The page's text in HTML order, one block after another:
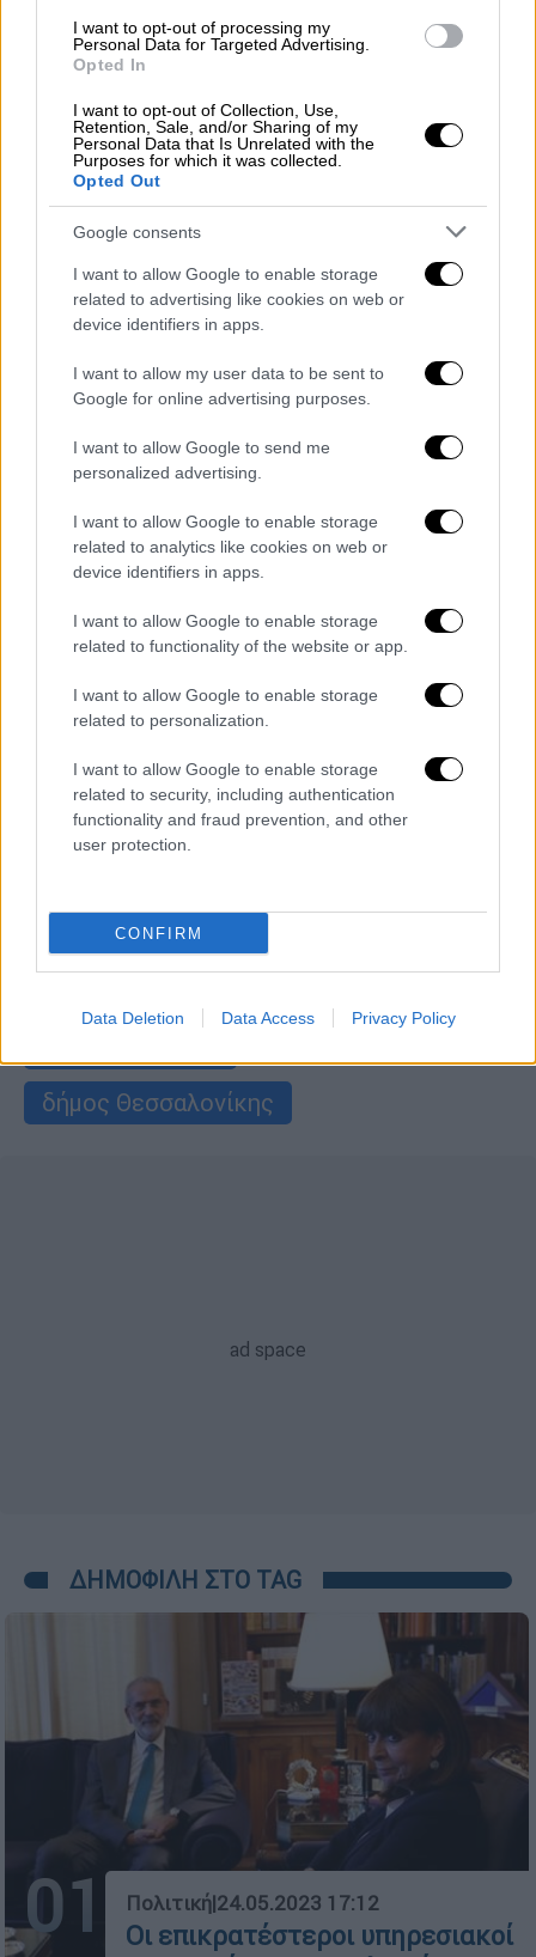
I want to opt-out of processing my
Personal Data for Targeted Advertising.
Opted In
I want to opt-out of Collection, Use,
Retention, Sale, and/or Sharing of my
Personal Data that Is Unrelated with the
Purposes for which it was collected.
Opted Out
Google consents
I want to allow Google to enable storage
related to advertising like cookies on web or
device identifiers in apps.
I want to allow my user data to be sent to
Google for online advertising purposes.
I want to allow Google to send me
personalized advertising.
I want to allow Google to enable storage
related to analytics like cookies on web or
device identifiers in apps.
I want to allow Google to enable storage
related to functionality of the website or app.
I want to allow Google to enable storage
related to personalization.
I want to allow Google to enable storage
related to security, including authentication
functionality and fraud prevention, and other
user protection.
CONFIRM
Data Deletion Data Access Privacy Policy
Εκλογές: Πρώτος ο Μουτζούρης στο
Βόρειο Αιγαίο
Πολιτική|15.10.2023 20:20
Περιφέρεια Ανατολικής Μακεδονίας και
Δείτε τα αποτελέσματα
περισσότερα άρθρα
ΑΛΛΑ #TAGS
ειδήσεις τώρα
αποτελέσματα εκλογών 2023
δήμος Θεσσαλονίκης
ΔΗΜΟΦΙΛΗ ΣΤΟ TAG
01 Πολιτική|24.05.2023 17:12
Οι επικρατέστεροι υπηρεσιακοί